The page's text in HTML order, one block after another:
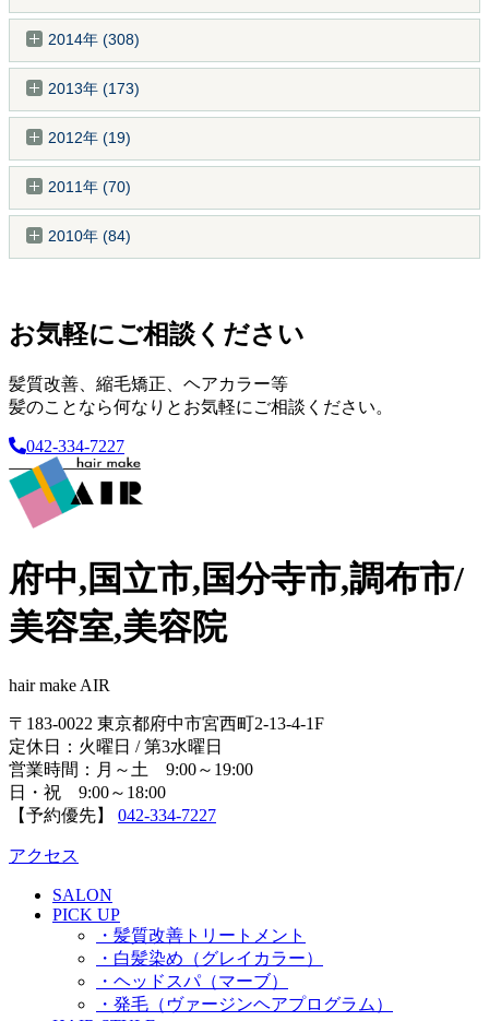
2014年 (308)
2013年 (173)
2012年 (19)
2011年 (70)
2010年 (84)
お気軽にご相談ください
髪質改善、縮毛矯正、ヘアカラー等
髪のことなら何なりとお気軽にご相談ください。
042-334-7227
府中,国立市,国分寺市,調布市/
美容室,美容院
hair make AIR
〒183-0022 東京都府中市宮西町2-13-4-1F
定休日：火曜日 / 第3水曜日
営業時間：月～土 9:00～19:00
日・祝 9:00～18:00
【予約優先】 042-334-7227
アクセス
SALON
PICK UP
・髪質改善トリートメント
・白髪染め（グレイカラー）
・ヘッドスパ（マーブ）
・発毛（ヴァージンヘアプログラム）